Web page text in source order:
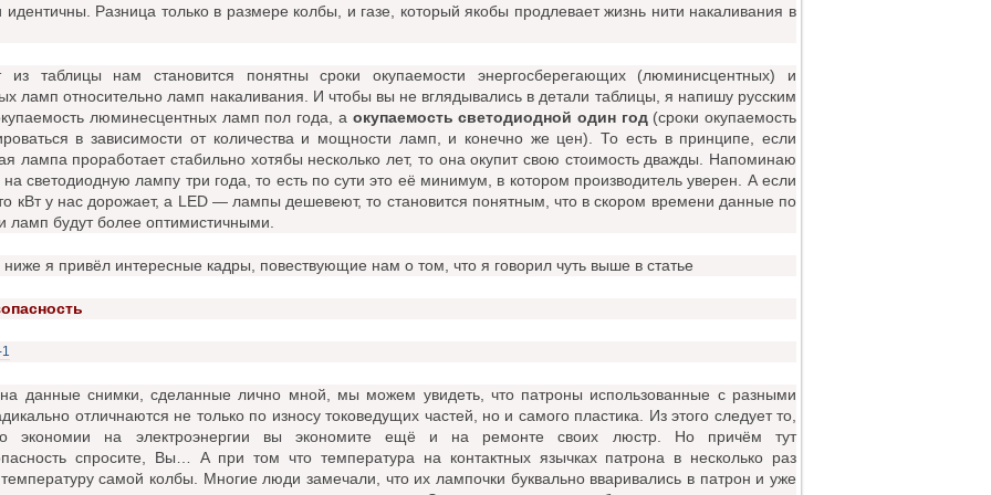
идентичны. Разница только в размере колбы, и газе, который якобы продлевает жизнь нити накаливания в
таблицы нам становится понятны сроки окупаемости энергосберегающих (люминисцентных) и
ламп относительно ламп накаливания. И чтобы вы не вглядывались в детали таблицы, я напишу русским
люминесцентных ламп пол года, а окупаемость светодиодной один год(сроки окупаемость
в зависимости от количества и мощности ламп, и конечно же цен). То есть в принципе, если
лампа проработает стабильно хотябы несколько лет, то она окупит свою стоимость дважды. Напоминаю
светодиодную лампу три года, то есть по сути это её минимум, в котором производитель уверен. А если
кВт у нас дорожает, а LED — лампы дешевеют, то становится понятным, что в скором времени данные по
ламп будут более оптимистичными.
ниже я привёл интересные кадры, повествующие нам о том, что я говорил чуть выше в статье
данные снимки, сделанные лично мной, мы можем увидеть, что патроны использованные с разными
отличнаются не только по износу токоведущих частей, но и самого пластика. Из этого следует то,
экономии на электроэнергии вы экономите ещё и на ремонте своих люстр. Но причём тут
спросите, Вы… А при том что температура на контактных язычках патрона в несколько раз
самой колбы. Многие люди замечали, что их лампочки буквально вваривались в патрон и уже